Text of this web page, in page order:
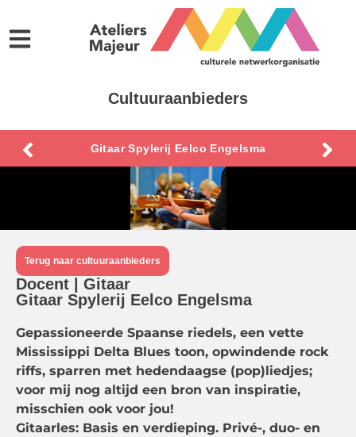
Cultuuraanbieders
Gitaar Spylerij Eelco Engelsma
Terug naar cultuuraanbieders
Docent | Gitaar
Gitaar Spylerij Eelco Engelsma
Gepassioneerde Spaanse riedels, een vette
Mississippi Delta Blues toon, opwindende rock
riffs, sparren met hedendaagse (pop)liedjes;
voor mij nog altijd een bron van inspiratie,
misschien ook voor jou!
Gitaarles: Basis en verdieping. Privé-, duo- en